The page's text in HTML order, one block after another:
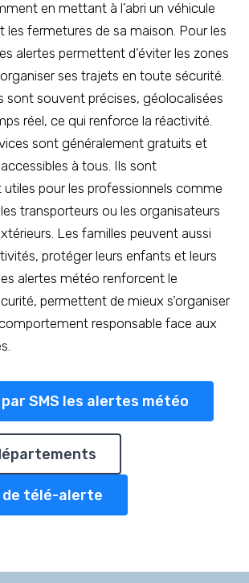
en mettant à l’abri un véhicule
les fermetures de sa maison. Pour les
alertes permettent d’éviter les zones
ses trajets en toute sécurité.
sont souvent précises, géolocalisées
réel, ce qui renforce la réactivité.
sont généralement gratuits et
à tous. Ils sont
pour les professionnels comme
transporteurs ou les organisateurs
Les familles peuvent aussi
protéger leurs enfants et leurs
alertes météo renforcent le
permettent de mieux s’organiser
responsable face aux
SMS les alertes météo
de télé-alerte